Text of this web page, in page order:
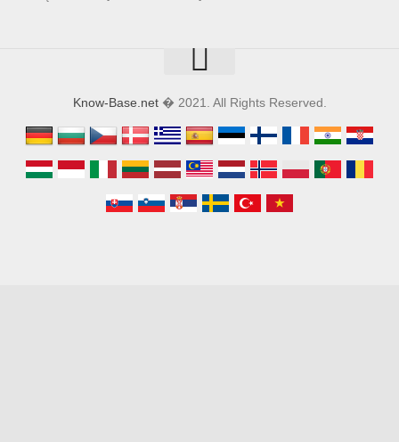
Know-Base.net� 2021. All Rights Reserved.